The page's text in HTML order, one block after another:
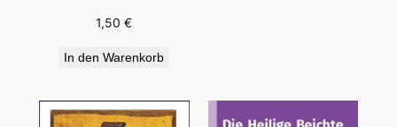
1,50€
In den Warenkorb